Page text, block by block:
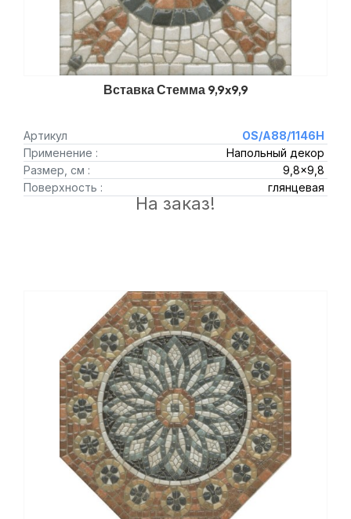
Вставка Стемма 9,9x9,9
Артикул
OS/A88/1146H
Применение :
Напольный декор
Размер, см :
9,8x9,8
Поверхность :
глянцевая
На заказ!